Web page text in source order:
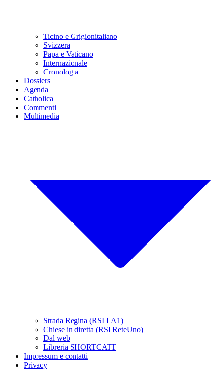
Ticino e Grigionitaliano
Svizzera
Papa e Vaticano
Internazionale
Cronologia
Dossiers
Agenda
Catholica
Commenti
Multimedia
Strada Regina (RSI LA1)
Chiese in diretta (RSI ReteUno)
Dal web
Libreria SHORTCATT
Impressum e contatti
Privacy